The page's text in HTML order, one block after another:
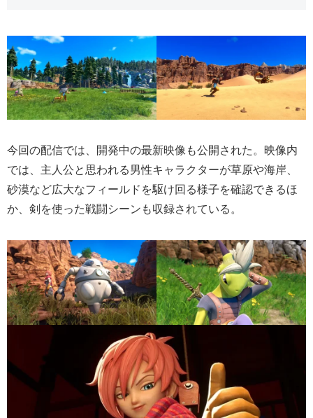
今回の配信では、開発中の最新映像も公開された。映像内
では、主人公と思われる男性キャラクターが草原や海岸、
砂漠など広大なフィールドを駆け回る様子を確認できるほ
か、剣を使った戦闘シーンも収録されている。